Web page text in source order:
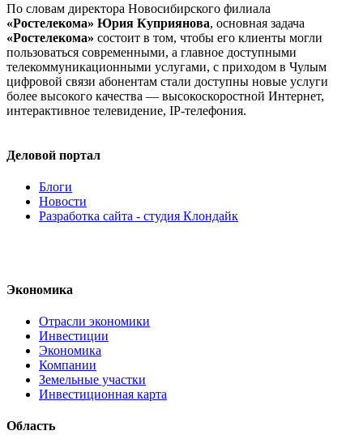
По словам директора Новосибирского филиала
«Ростелекома» Юрия Куприянова, основная задача
«Ростелекома» состоит в том, чтобы его клиенты могли
пользоваться современными, а главное доступными
телекоммуникационными услугами, с приходом в Чулым
цифровой связи абонентам стали доступны новые услуги
более высокого качества — высокоскоростной Интернет,
интерактивное телевидение, IP-телефония.
Деловой портал
Блоги
Новости
Разработка сайта - студия Клондайк
Экономика
Отрасли экономики
Инвестиции
Экономика
Компании
Земельные участки
Инвестиционная карта
Область